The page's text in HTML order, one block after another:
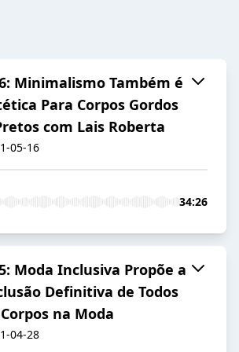
Minimalismo Também é
Para Corpos Gordos
com Lais Roberta
05-16
34:26
Moda Inclusiva Propõe a
Definitiva de Todos
na Moda
04-28